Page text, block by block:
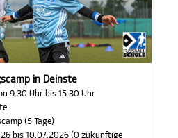
in Deinste
9.30 Uhr bis 15.30 Uhr
(5 Tage)
bis 10.07.2026 (0 zukünftige